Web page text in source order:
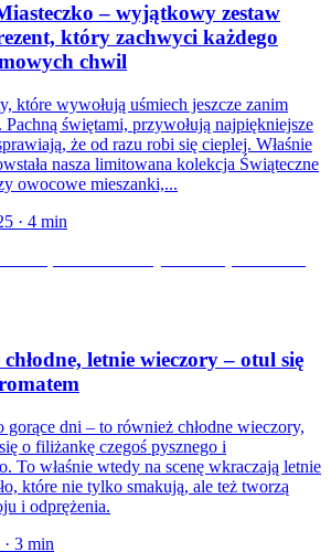
– wyjątkowy zestaw
który zachwyci każdego
chwil
które wywołują uśmiech jeszcze zanim
Pachną świętami, przywołują najpiękniejsze
że od razu robi się cieplej. Właśnie
nasza limitowana kolekcja Świąteczne
owocowe mieszanki,...
· 4 min
letnie wieczory – otul się
dni – to również chłodne wieczory,
o filiżankę czegoś pysznego i
To właśnie wtedy na scenę wkraczają letnie
które nie tylko smakują, ale też tworzą
i odprężenia.
· 3 min